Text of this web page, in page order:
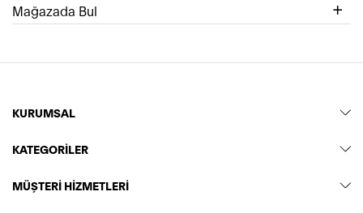
Mağazada Bul
KURUMSAL
KATEGORİLER
MÜŞTERİ HİZMETLERİ